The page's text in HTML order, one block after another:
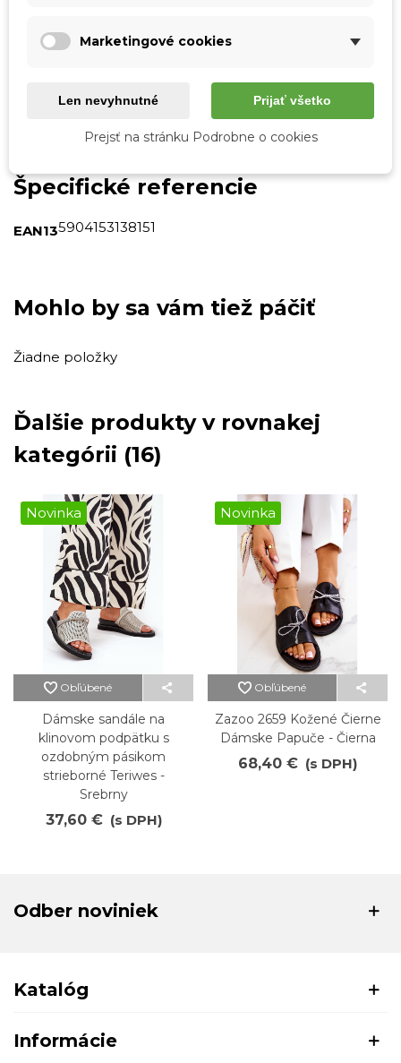
Farba
Pena
Špecifické referencie
EAN135904153138151
Mohlo by sa vám tiež páčiť
Žiadne položky
Ďalšie produkty v rovnakej
kategórii (16)
Novinka
Obľúbené
Dámske sandále na
klinovom podpätku s
ozdobným pásikom
strieborné Teriwes -
Srebrny
37,60 € (s DPH)
Novinka
Obľúbené
Zazoo 2659 Kožené Čierne
Dámske Papuče - Čierna
68,40 € (s DPH)
Odber noviniek
Katalóg
Informácie
Marketingové cookies
Len nevyhnutné Prijať všetko
Prejsť na stránku Podrobne o cookies